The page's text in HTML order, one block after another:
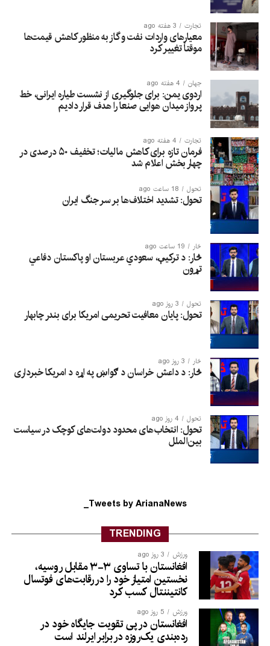
تجارت 3 هفته ago
معیارهای واردات نفت و گاز به منظور کاهش قیمت‌ها
موقتاً تغییر کرد
جهان 4 هفته ago
اردوی یمن: برای جلوگیری از نشست طیاره ایرانی، خط
پرواز میدان هوایی صنعا را هدف قرار دادیم
تجارت 4 هفته ago
فرمان تازه برای کاهش مالیات؛ تخفیف ۵۰ درصدی در
چهار بخش اعلام شد
تحول 18 ساعت ago
تحول: تشدید اختلاف‌ها بر سر جنگ ایران
څار 19 ساعت ago
څار: د ترکیې، سعودي عربستان او پاکستان دفاعي
تړون
تحول 3 روز ago
تحول: پایان معافیت تحریمی امریکا برای بندر چابهار
څار 3 روز ago
څار: د داعش خراسان د ګواښ په اړه د امریکا خبرداری
تحول 4 روز ago
تحول: انتخاب‌های محدود دولت‌های کوچک در سیاست
بین‌الملل
Tweets by ArianaNews_
TRENDING
ورزش 3 روز ago
افغانستان با تساوی ۳-۳ مقابل روسیه،
نخستین امتیاز خود را در رقابت‌های فوتسال
کانتیننتال کسب کرد
ورزش 5 روز ago
افغانستان در پی تقویت جایگاه خود در
رده‌بندی یک‌روزه در برابر ایرلند است